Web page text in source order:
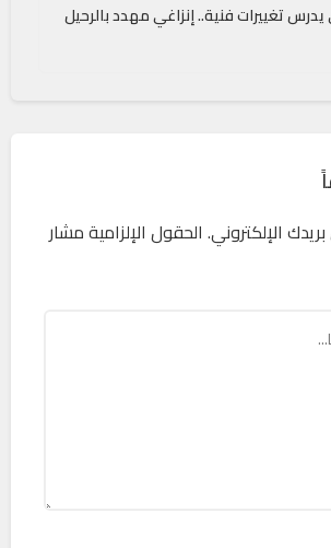
تغييرات فنية.. إنزاغي مهدد بالرحيل
الإلكتروني. الحقول الإلزامية مشار